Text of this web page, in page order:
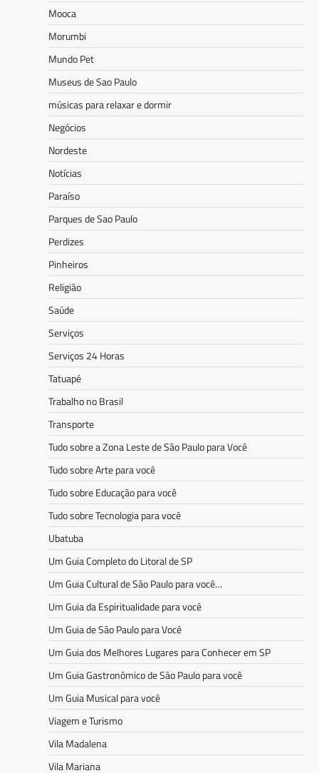
Mooca
Morumbi
Mundo Pet
Museus de Sao Paulo
músicas para relaxar e dormir
Negócios
Nordeste
Notícias
Paraíso
Parques de Sao Paulo
Perdizes
Pinheiros
Religião
Saúde
Serviços
Serviços 24 Horas
Tatuapé
Trabalho no Brasil
Transporte
Tudo sobre a Zona Leste de São Paulo para Você
Tudo sobre Arte para você
Tudo sobre Educação para você
Tudo sobre Tecnologia para você
Ubatuba
Um Guia Completo do Litoral de SP
Um Guia Cultural de São Paulo para você…
Um Guia da Espiritualidade para você
Um Guia de São Paulo para Você
Um Guia dos Melhores Lugares para Conhecer em SP
Um Guia Gastronômico de São Paulo para você
Um Guia Musical para você
Viagem e Turismo
Vila Madalena
Vila Mariana